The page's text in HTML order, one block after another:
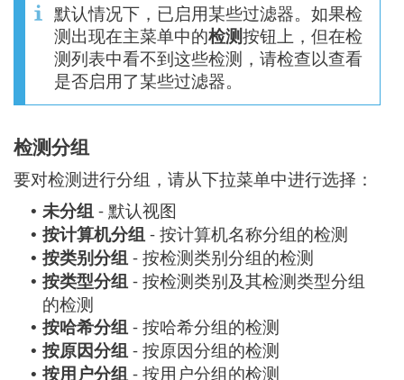
默认情况下，已启用某些过滤器。如果检
测出现在主菜单中的检测按钮上，但在检
测列表中看不到这些检测，请检查以查看
是否启用了某些过滤器。
检测分组
要对检测进行分组，请从下拉菜单中进行选择：
• 未分组 - 默认视图
• 按计算机分组 - 按计算机名称分组的检测
• 按类别分组 - 按检测类别分组的检测
• 按类型分组 - 按检测类别及其检测类型分组
的检测
• 按哈希分组 - 按哈希分组的检测
• 按原因分组 - 按原因分组的检测
• 按用户分组 - 按用户分组的检测